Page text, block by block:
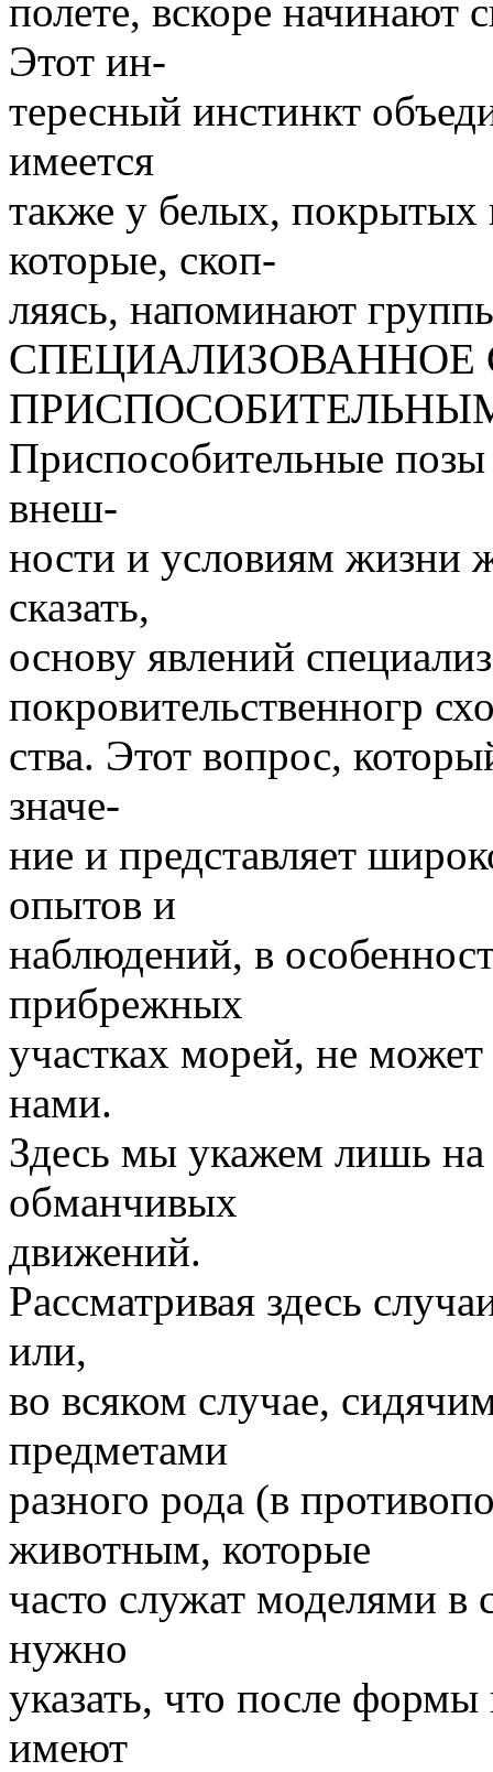
полете, вскоре начинают
Этот ин-
тересный инстинкт
имеется
также у белых,
которые, скоп-
ляясь, напоминают
СПЕЦИАЛИЗОВАННОЕ
Приспособительные
внеш-
ности и условиям жизни
сказать,
основу явлений
покровительственногр
ства. Этот вопрос,
значе-
ние и представляет
опытов и
наблюдений, в
прибрежных
участках морей, не
нами.
Здесь мы укажем лишь
обманчивых
движений.
Рассматривая здесь
или,
во всяком случае,
предметами
разного рода (в
животным, которые
часто служат моделями
нужно
указать, что после
имеют